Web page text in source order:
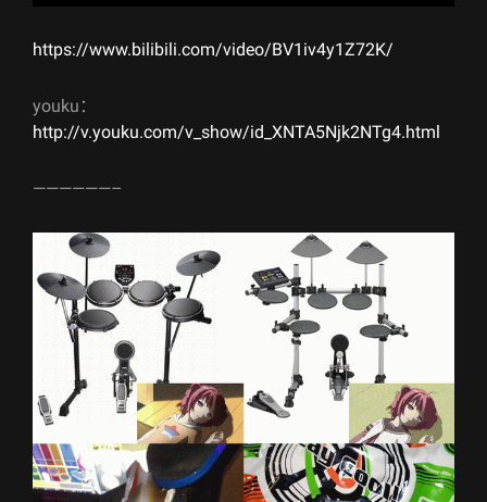
https://www.bilibili.com/video/BV1iv4y1Z72K/
youku：
http://v.youku.com/v_show/id_XNTA5Njk2NTg4.html
——————–